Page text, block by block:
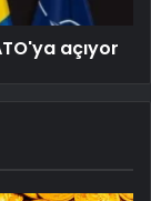
açıyor